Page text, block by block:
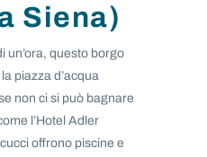
Siena)
un’ora, questo borgo
piazza d’acqua
non ci si può bagnare
l’Hotel Adler
offrono piscine e